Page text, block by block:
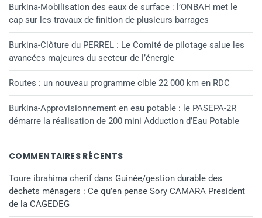
Burkina-Mobilisation des eaux de surface : l’ONBAH met le
cap sur les travaux de finition de plusieurs barrages
Burkina-Clôture du PERREL : Le Comité de pilotage salue les
avancées majeures du secteur de l’énergie
Routes : un nouveau programme cible 22 000 km en RDC
Burkina-Approvisionnement en eau potable : le PASEPA-2R
démarre la réalisation de 200 mini Adduction d’Eau Potable
COMMENTAIRES RÉCENTS
Toure ibrahima cherif dans Guinée/gestion durable des
déchets ménagers : Ce qu’en pense Sory CAMARA President
de la CAGEDEG